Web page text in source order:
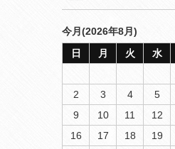
今月(2026年8月)
日
月 火 水
2
3 4 5
9
10 11 12
16
17 18 19